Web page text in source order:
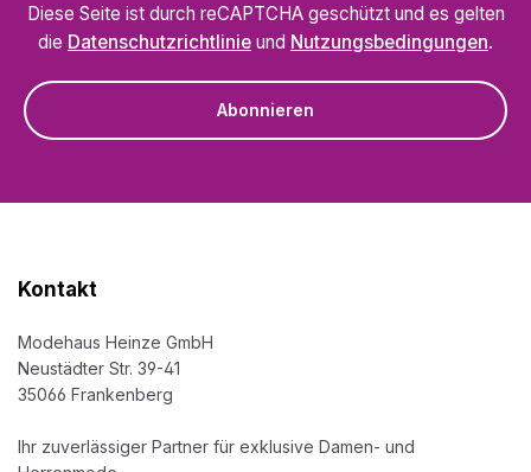
Diese Seite ist durch reCAPTCHA geschützt und es gelten
die Datenschutzrichtlinie und Nutzungsbedingungen.
Abonnieren
Kontakt
Modehaus Heinze GmbH
Neustädter Str. 39-41
35066 Frankenberg
Ihr zuverlässiger Partner für exklusive Damen- und